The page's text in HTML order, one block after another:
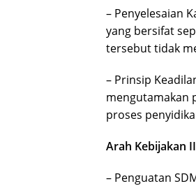
– Penyelesaian
yang bersifat
tersebut tidak
– Prinsip
mengutamakan
proses
Arah Kebijakan
– Penguatan